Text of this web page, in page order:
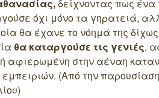
δείχνοντας πως ένα
όχι μόνο τα γηρατειά,
θα έχανε το νόημά της
θα καταργούσε τις γενιές,
αφιερωμένη στην αέναη
(Από την